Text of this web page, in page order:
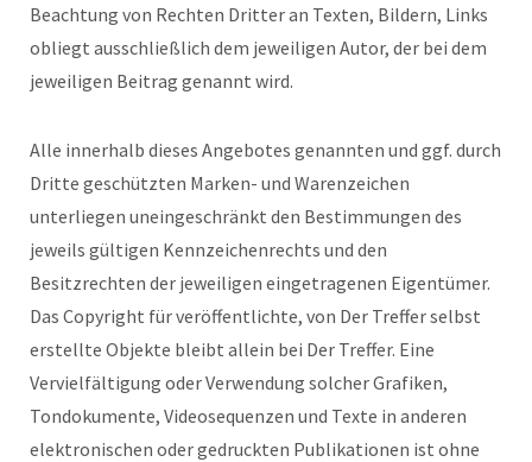
Beachtung von Rechten Dritter an Texten, Bildern, Links
obliegt ausschließlich dem jeweiligen Autor, der bei dem
jeweiligen Beitrag genannt wird.
Alle innerhalb dieses Angebotes genannten und ggf. durch
Dritte geschützten Marken- und Warenzeichen
unterliegen uneingeschränkt den Bestimmungen des
jeweils gültigen Kennzeichenrechts und den
Besitzrechten der jeweiligen eingetragenen Eigentümer.
Das Copyright für veröffentlichte, von Der Treffer selbst
erstellte Objekte bleibt allein bei Der Treffer. Eine
Vervielfältigung oder Verwendung solcher Grafiken,
Tondokumente, Videosequenzen und Texte in anderen
elektronischen oder gedruckten Publikationen ist ohne